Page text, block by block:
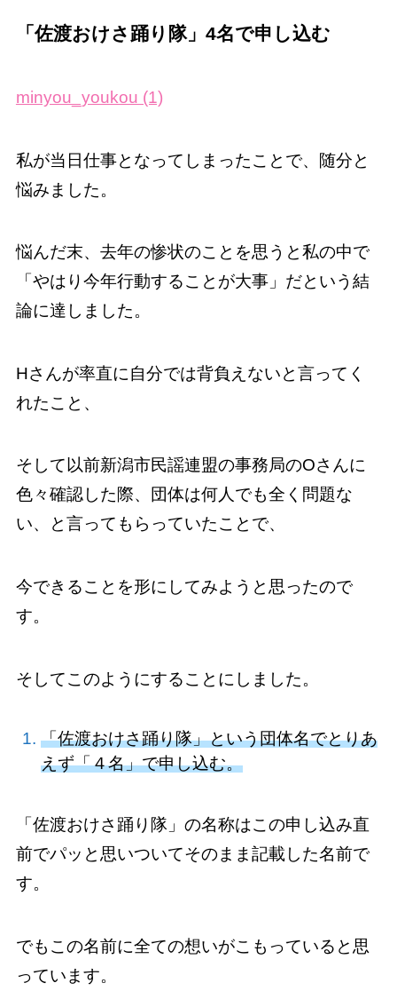
「佐渡おけさ踊り隊」4名で申し込む
minyou_youkou (1)
私が当日仕事となってしまったことで、随分と
悩みました。
悩んだ末、去年の惨状のことを思うと私の中で
「やはり今年行動することが大事」だという結
論に達しました。
Hさんが率直に自分では背負えないと言ってく
れたこと、
そして以前新潟市民謡連盟の事務局のOさんに
色々確認した際、団体は何人でも全く問題な
い、と言ってもらっていたことで、
今できることを形にしてみようと思ったので
す。
そしてこのようにすることにしました。
「佐渡おけさ踊り隊」という団体名でとりあ
えず「４名」で申し込む。
「佐渡おけさ踊り隊」の名称はこの申し込み直
前でパッと思いついてそのまま記載した名前で
す。
でもこの名前に全ての想いがこもっていると思
っています。